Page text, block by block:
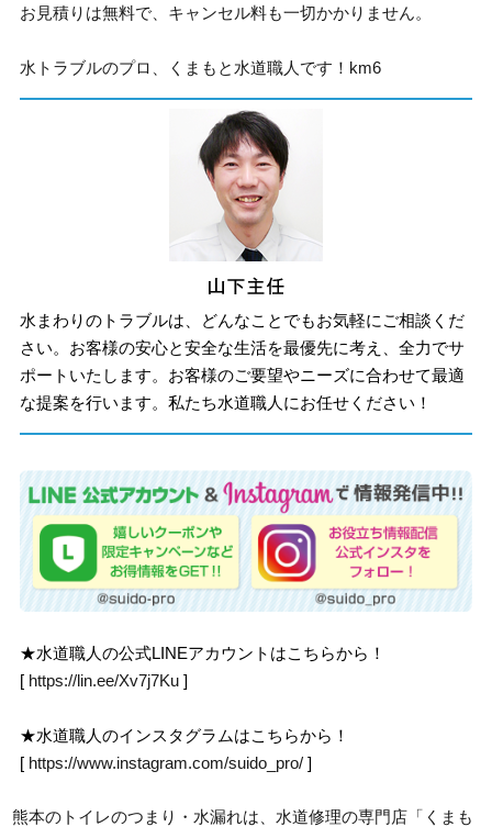
お見積りは無料で、キャンセル料も一切かかりません。
水トラブルのプロ、くまもと水道職人です！km6
水まわりのトラブルは、どんなことでもお気軽にご相談くだ
さい。お客様の安心と安全な生活を最優先に考え、全力でサ
ポートいたします。お客様のご要望やニーズに合わせて最適
な提案を行います。私たち水道職人にお任せください！
★水道職人の公式LINEアカウントはこちらから！
[ https://lin.ee/Xv7j7Ku ]
★水道職人のインスタグラムはこちらから！
[ https://www.instagram.com/suido_pro/ ]
熊本のトイレのつまり・水漏れは、水道修理の専門店「くまも